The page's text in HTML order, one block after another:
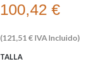
100,42 €
(121,51 € IVA Incluido)
TALLA